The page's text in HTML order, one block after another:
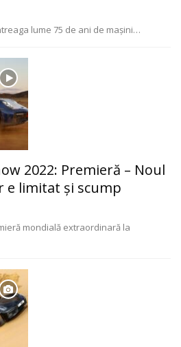
lume 75 de ani de maşini…
2022: Premieră – Noul
e limitat şi scump
mondială extraordinară la